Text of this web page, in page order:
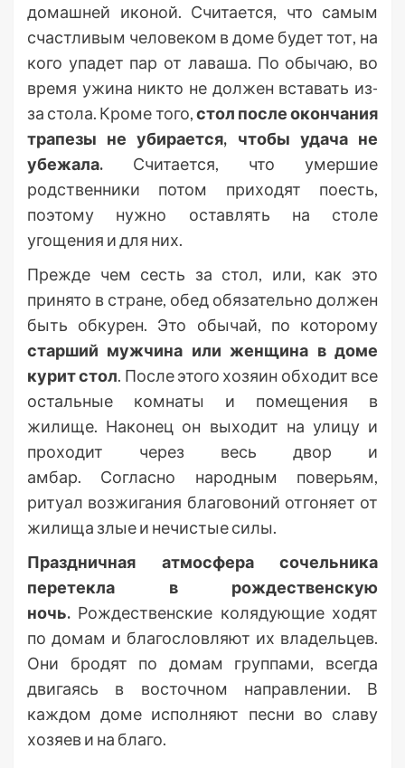
домашней иконой. Считается, что самым
счастливым человеком в доме будет тот, на
кого упадет пар от лаваша. По обычаю, во
время ужина никто не должен вставать из-
за стола. Кроме того,стол после окончания
трапезы не убирается, чтобы удача не
убежала. Считается, что умершие
родственники потом приходят поесть,
поэтому нужно оставлять на столе
угощения и для них.
Прежде чем сесть за стол, или, как это
принято в стране, обед обязательно должен
быть обкурен. Это обычай, по которому
старший мужчина или женщина в доме
курит стол. После этого хозяин обходит все
остальные комнаты и помещения в
жилище. Наконец он выходит на улицу и
проходит через весь двор и
амбар. Согласно народным поверьям,
ритуал возжигания благовоний отгоняет от
жилища злые и нечистые силы.
Праздничная атмосфера сочельника
перетекла в рождественскую
ночь. Рождественские колядующие ходят
по домам и благословляют их владельцев.
Они бродят по домам группами, всегда
двигаясь в восточном направлении. В
каждом доме исполняют песни во славу
хозяев и на благо.